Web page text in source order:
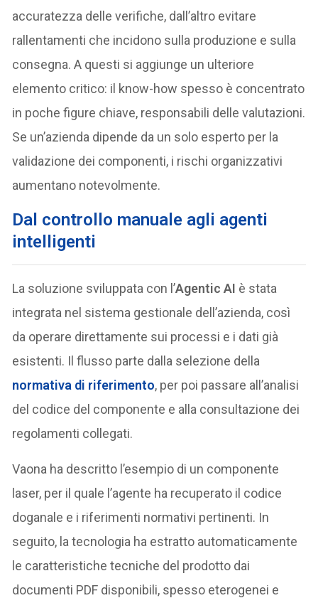
accuratezza delle verifiche, dall’altro evitare
rallentamenti che incidono sulla produzione e sulla
consegna. A questi si aggiunge un ulteriore
elemento critico: il know-how spesso è concentrato
in poche figure chiave, responsabili delle valutazioni.
Se un’azienda dipende da un solo esperto per la
validazione dei componenti, i rischi organizzativi
aumentano notevolmente.
Dal controllo manuale agli agenti
intelligenti
La soluzione sviluppata con l’Agentic AI è stata
integrata nel sistema gestionale dell’azienda, così
da operare direttamente sui processi e i dati già
esistenti. Il flusso parte dalla selezione della
normativa di riferimento, per poi passare all’analisi
del codice del componente e alla consultazione dei
regolamenti collegati.
Vaona ha descritto l’esempio di un componente
laser, per il quale l’agente ha recuperato il codice
doganale e i riferimenti normativi pertinenti. In
seguito, la tecnologia ha estratto automaticamente
le caratteristiche tecniche del prodotto dai
documenti PDF disponibili, spesso eterogenei e